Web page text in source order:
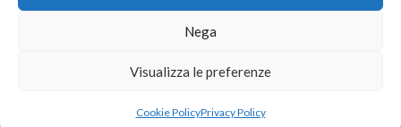
Nega
Visualizza le preferenze
Cookie PolicyPrivacy Policy
© Copyright - SOLSIS Academy by SOLUZIONE E
SISTEMI di Catino Valentino - Via Gaudio Maiori - 84013
SA403194 Tel. 329/9529244 - info@solsisacademy.it -